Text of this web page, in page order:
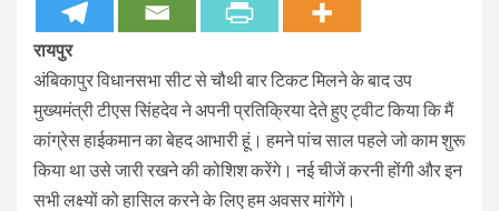
रायपुर
अंबिकापुर विधानसभा सीट से चौथी बार टिकट मिलने के बाद उप
मुख्यमंत्री टीएस सिंहदेव ने अपनी प्रतिक्रिया देते हुए ट्वीट किया कि मैं
कांग्रेस हाईकमान का बेहद आभारी हूं। हमने पांच साल पहले जो काम शुरू
किया था उसे जारी रखने की कोशिश करेंगे। नई चीजें करनी होंगी और इन
सभी लक्ष्यों को हासिल करने के लिए हम अवसर मांगेंगे।